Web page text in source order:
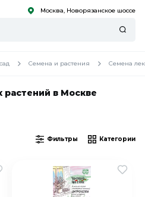
Москва, Новорязанское шоссе
Семена и растения Семена
растений в Москве
Фильтры Категории